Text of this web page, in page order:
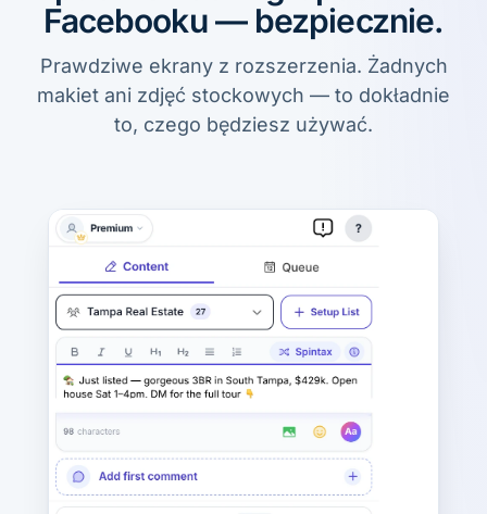
Facebooku — bezpiecznie.
Prawdziwe ekrany z rozszerzenia. Żadnych
makiet ani zdjęć stockowych — to dokładnie
to, czego będziesz używać.